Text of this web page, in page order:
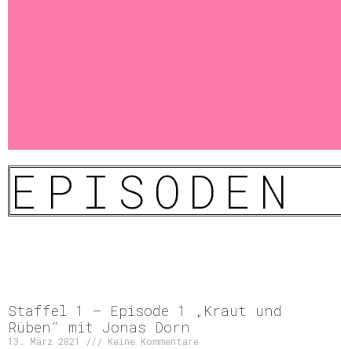
EPISODEN
Staffel 1 – Episode 1 „Kraut und
Rüben“ mit Jonas Dorn
13. März 2021 Keine Kommentare